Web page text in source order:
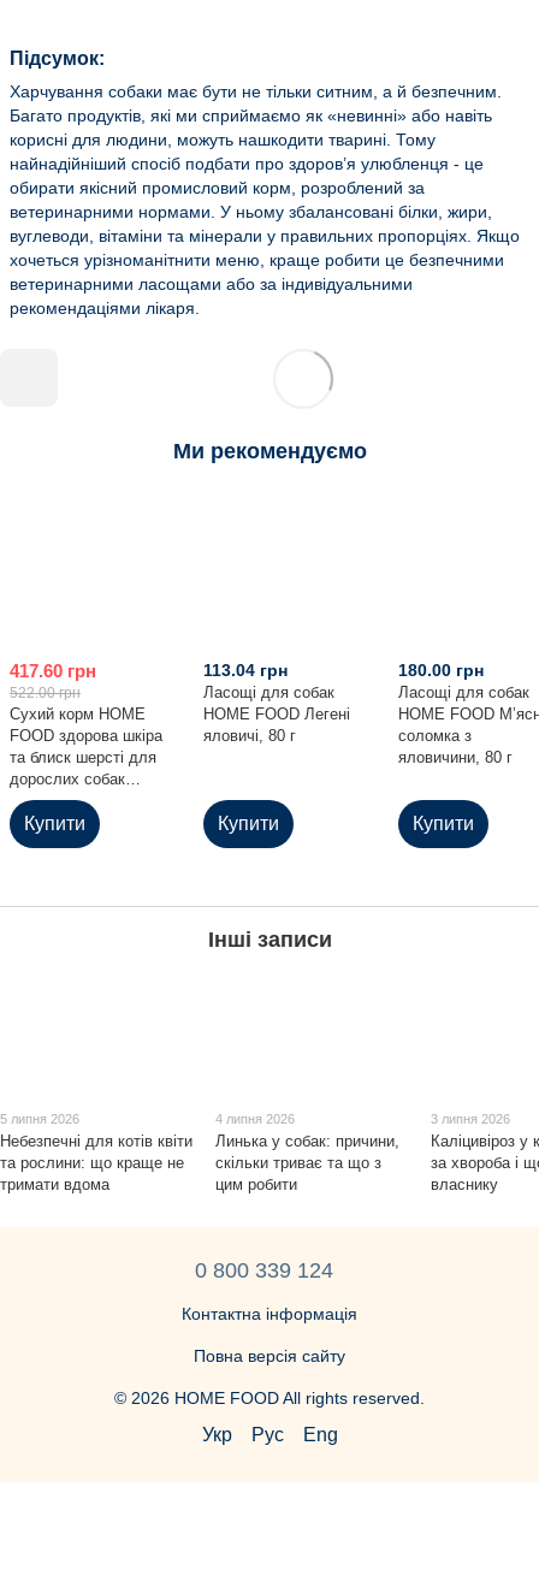
Підсумок:
Харчування собаки має бути не тільки ситним, а й безпечним.
Багато продуктів, які ми сприймаємо як «невинні» або навіть
корисні для людини, можуть нашкодити тварині. Тому
найнадійніший спосіб подбати про здоров’я улюбленця - це
обирати якісний промисловий корм, розроблений за
ветеринарними нормами. У ньому збалансовані білки, жири,
вуглеводи, вітаміни та мінерали у правильних пропорціях. Якщо
хочеться урізноманітнити меню, краще робити це безпечними
ветеринарними ласощами або за індивідуальними
рекомендаціями лікаря.
Ми рекомендуємо
Сухий корм HOME
FOOD здорова шкіра
та блиск шерсті для
дорослих собак
середніх порід
Індичка та лосось
Healthy skin and
417.60 грн
522.00 грн
Купити
Ласощі для собак
HOME FOOD Легені
яловичі, 80 г
113.04 грн
Купити
Ласощі для собак
HOME FOOD
соломка з
яловичини, 80 г
180.00 грн
Купити
Інші записи
5 липня 2026
Небезпечні для котів квіти
та рослини: що краще не
тримати вдома
4 липня 2026
Линька у собак: причини,
скільки триває та що з
цим робити
3 липня 2026
Каліцивіроз у
за хвороба і
власнику
0 800 339 124
Контактна інформація
Повна версія сайту
© 2026 HOME FOOD All rights reserved.
Укр Рус Eng